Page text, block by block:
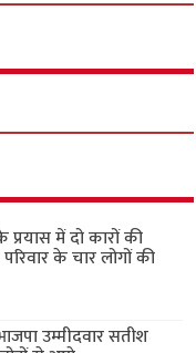
में दो कारों की
के चार लोगों की
उम्मीदवार सतीश